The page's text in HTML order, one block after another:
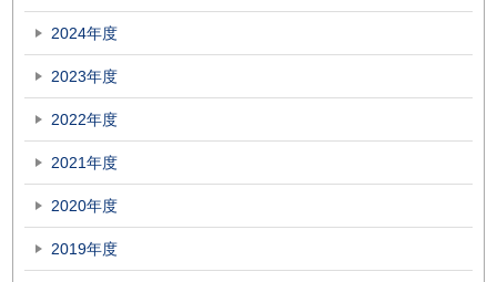
2024年度
2023年度
2022年度
2021年度
2020年度
2019年度